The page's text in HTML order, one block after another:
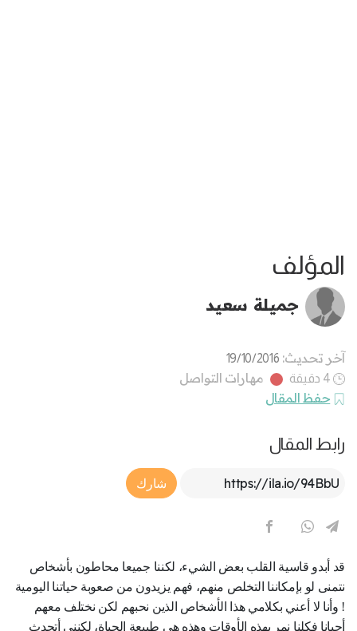
المؤلف
جميلة سعيد
آخر تحديث: 19/10/2016
4 دقيقة
مهارات التواصل
حفظ المقال
رابط المقال
Article Link
شارك
قد أبدو قاسية القلب بعض الشيء، لكننا جميعا محاطون بأشخاص
نتمنى لو بإمكاننا التخلص منهم، فهم يزيدون من صعوبة حياتنا اليومية
! وأنا لا أعني بكلامي هذا الأشخاص الذين نحبهم لكن نختلف معهم
أحيانا فكلنا نمر بهذه الأوقات وهذه هي طبيعة الحياة، لكنني أتحدث